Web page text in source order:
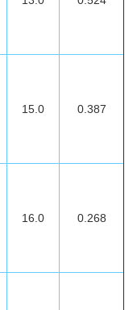
15.0 0.387
16.0 0.268